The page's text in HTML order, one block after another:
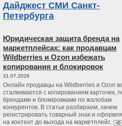
Дайджест СМИ Санкт-
Петербурга
Юридическая защита бренда на
маркетплейсах: как продавцам
Wildberries и Ozon избежать
копирования и блокировок
31.07.2026
Онлайн продавцы на Wildberries и Ozon
сталкиваются с копированием карточек,
брендами и блокировками по жалобам
конкурентов. В статье разбираем, зачем
регистрировать товарный знак и
на контент до выхода на маркетплейс.